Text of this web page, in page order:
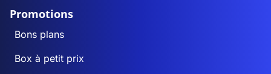
Promotions
Bons plans
Box à petit prix